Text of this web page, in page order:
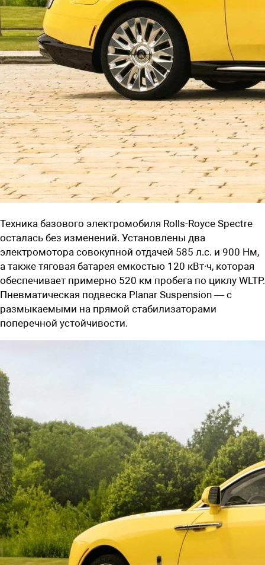
Техника базового электромобиля Rolls-Royce Spectre
осталась без изменений. Установлены два
электромотора совокупной отдачей 585 л.с. и 900 Нм,
а также тяговая батарея емкостью 120 кВт∙ч, которая
обеспечивает примерно 520 км пробега по циклу WLTP.
Пневматическая подвеска Planar Suspension — с
размыкаемыми на прямой стабилизаторами
поперечной устойчивости.